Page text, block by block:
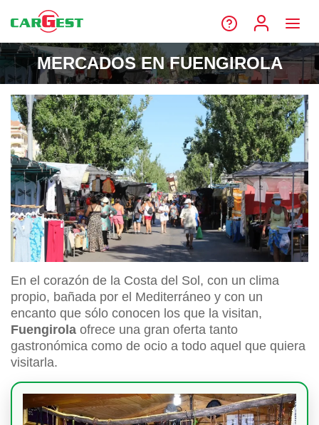
MERCADOS EN FUENGIROLA
En el corazón de la Costa del Sol, con un clima
propio, bañada por el Mediterráneo y con un
encanto que sólo conocen los que la visitan,
Fuengirola ofrece una gran oferta tanto
gastronómica como de ocio a todo aquel que quiera
visitarla.